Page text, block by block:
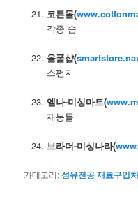
코튼몰(
각종 솜
올폼샵(
스펀지
엘나-미싱마트(
재봉틀
브라더-미싱나라(
카테고리:섬유전공 재료구입처